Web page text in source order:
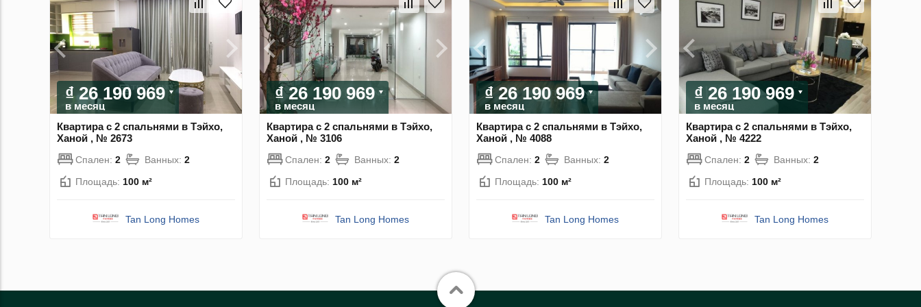
₫ 26 190 969
в месяц
Квартира с 2 спальнями в Тэйхо,
Ханой , № 2673
Спален: 2 Ванных: 2
Площадь: 100 м²
Tan Long Homes
₫ 26 190 969
в месяц
Квартира с 2 спальнями в Тэйхо,
Ханой , № 3106
Спален: 2 Ванных: 2
Площадь: 100 м²
Tan Long Homes
₫ 26 190 969
в месяц
Квартира с 2 спальнями в Тэйхо,
Ханой , № 4088
Спален: 2 Ванных: 2
Площадь: 100 м²
Tan Long Homes
₫ 26 190 969
в месяц
Квартира с 2 спальнями в Тэйхо,
Ханой , № 4222
Спален: 2 Ванных: 2
Площадь: 100 м²
Tan Long Homes